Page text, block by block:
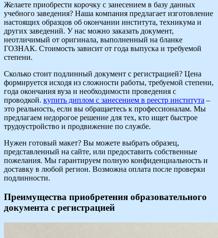
Желаете приобрести корочку с занесением в базу данных
учебного заведения? Наша компания предлагает изготовление
настоящих образцов об окончании института, техникума и
других заведений. У нас можно заказать документ,
неотличимый от оригинала, выполненный на бланке
ГОЗНАК. Стоимость зависит от года выпуска и требуемой
степени.
Сколько стоит подлинный документ с регистрацией? Цена
формируется исходя из сложности работы, требуемой степени,
года окончания вуза и необходимости проведения с
проводкой. купить диплом с занесением в реестр института –
это реальность, если вы обращаетесь к профессионалам. Мы
предлагаем недорогое решение для тех, кто ищет быстрое
трудоустройство и продвижение по службе.
Нужен готовый макет? Вы можете выбрать образец,
представленный на сайте, или предоставить собственные
пожелания. Мы гарантируем полную конфиденциальность и
доставку в любой регион. Возможна оплата после проверки
подлинности.
Преимущества приобретения образовательного
документа с регистрацией